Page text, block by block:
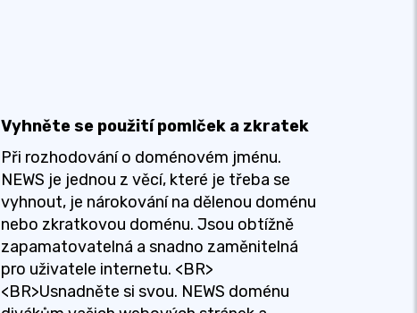
Vyhněte se použití pomlček a zkratek
Při rozhodování o doménovém jménu.
NEWS je jednou z věcí, které je třeba se
vyhnout, je nárokování na dělenou doménu
nebo zkratkovou doménu. Jsou obtížně
zapamatovatelná a snadno zaměnitelná
pro uživatele internetu. <BR>
<BR>Usnadněte si svou. NEWS doménu